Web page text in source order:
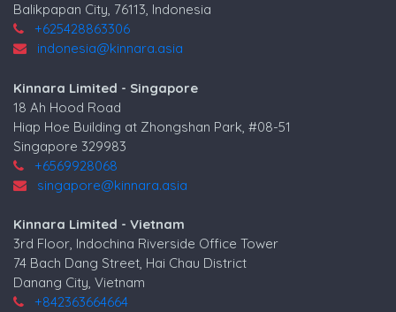
Balikpapan City, 76113, Indonesia
+625428863306
indonesia@kinnara.asia
Kinnara Limited - Singapore
18 Ah Hood Road
Hiap Hoe Building at Zhongshan Park, #08-51
Singapore 329983
+6569928068
singapore@kinnara.asia
Kinnara Limited - Vietnam
3rd Floor, Indochina Riverside Office Tower
74 Bach Dang Street, Hai Chau District
Danang City, Vietnam
+842363664664